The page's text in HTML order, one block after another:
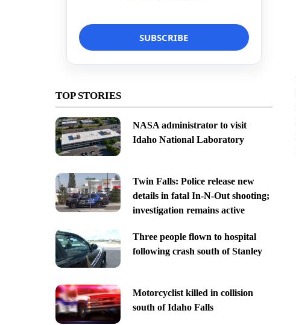
TOP STORIES
NASA administrator to visit
Idaho National Laboratory
Twin Falls: Police release new
details in fatal In-N-Out shooting;
investigation remains active
Three people flown to hospital
following crash south of Stanley
Motorcyclist killed in collision
south of Idaho Falls